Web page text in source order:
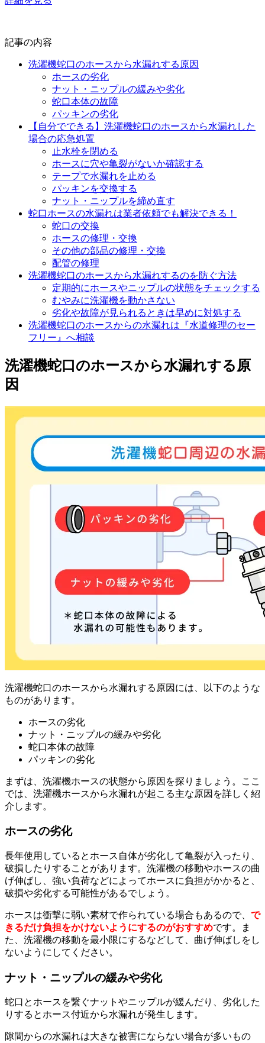
記事の内容
洗濯機蛇口のホースから水漏れする原因
ホースの劣化
ナット・ニップルの緩みや劣化
蛇口本体の故障
パッキンの劣化
【自分でできる】洗濯機蛇口のホースから水漏れした
場合の応急処置
止水栓を閉める
ホースに穴や亀裂がないか確認する
テープで水漏れを止める
パッキンを交換する
ナット・ニップルを締め直す
蛇口ホースの水漏れは業者依頼でも解決できる！
蛇口の交換
ホースの修理・交換
その他の部品の修理・交換
配管の修理
洗濯機蛇口のホースから水漏れするのを防ぐ方法
定期的にホースやニップルの状態をチェックする
むやみに洗濯機を動かさない
劣化や故障が見られるときは早めに対処する
洗濯機蛇口のホースからの水漏れは『水道修理のセー
フリー』へ相談
洗濯機蛇口のホースから水漏れする原
因
洗濯機蛇口のホースから水漏れする原因には、以下のような
ものがあります。
ホースの劣化
ナット・ニップルの緩みや劣化
蛇口本体の故障
パッキンの劣化
まずは、洗濯機ホースの状態から原因を探りましょう。ここ
では、洗濯機ホースから水漏れが起こる主な原因を詳しく紹
介します。
ホースの劣化
長年使用しているとホース自体が劣化して亀裂が入ったり、
破損したりすることがあります。洗濯機の移動やホースの曲
げ伸ばし、強い負荷などによってホースに負担がかかると、
破損や劣化する可能性があるでしょう。
ホースは衝撃に弱い素材で作られている場合もあるので、 で
きるだけ負担をかけないようにするのがおすすめです。ま
た、洗濯機の移動を最小限にするなどして、曲げ伸ばしをし
ないようにしてください。
ナット・ニップルの緩みや劣化
蛇口とホースを繋ぐナットやニップルが緩んだり、劣化した
りするとホース付近から水漏れが発生します。
隙間からの水漏れは大きな被害にならない場合が多いもの